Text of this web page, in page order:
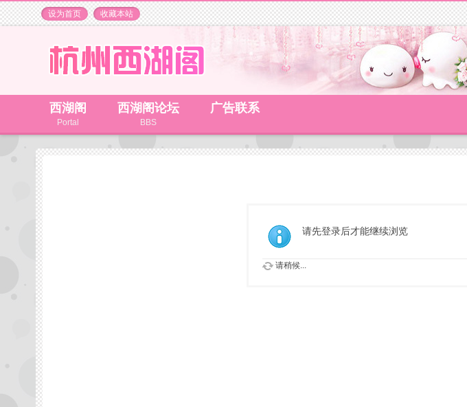
设为首页 收藏本站
西湖阁
Portal
西湖阁论坛
BBS
广告联系
请先登录后才能继续浏览
请稍候...